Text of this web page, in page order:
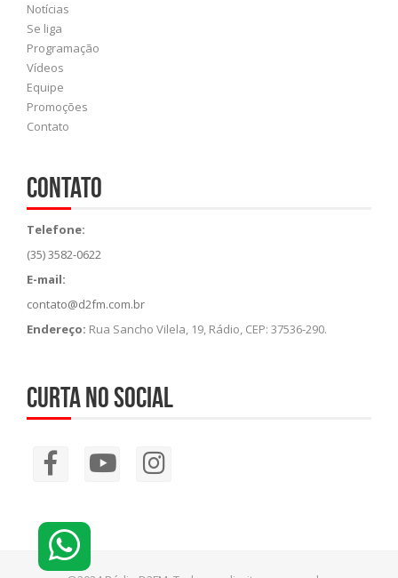
Notícias
Se liga
Programação
Vídeos
Equipe
Promoções
Contato
Contato
Telefone:
(35) 3582-0622
E-mail:
contato@d2fm.com.br
Endereço: Rua Sancho Vilela, 19, Rádio, CEP: 37536-290.
Curta no social